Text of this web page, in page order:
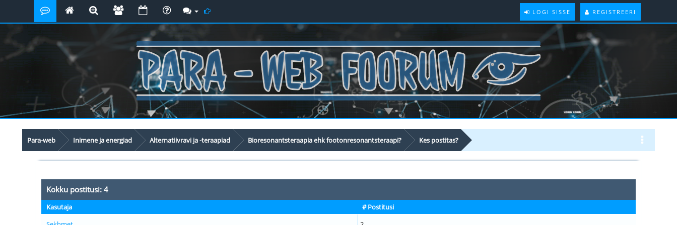
LOGI SISSE REGISTREERI
Para-web Inimene ja energiad Alternatiivravi ja -teraapiad Bioresonantsteraapia ehk footonresonantsteraapi? Kes postitas?
Kokku postitusi: 4
Kasutaja
# Postitusi